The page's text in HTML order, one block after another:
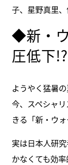
子、星野真里、
◆新・
圧低下!?
ようやく猛暑
今、スペシャ
きる「新・ウ
実は日本人研
かなくても効